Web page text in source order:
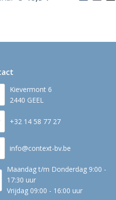
Kievermont 6
2440 GEEL
+32 14 58 77 27
info@context-bv.be
Maandag t/m Donderdag 9:00 -
17:30 uur
Vrijdag 09:00 - 16:00 uur